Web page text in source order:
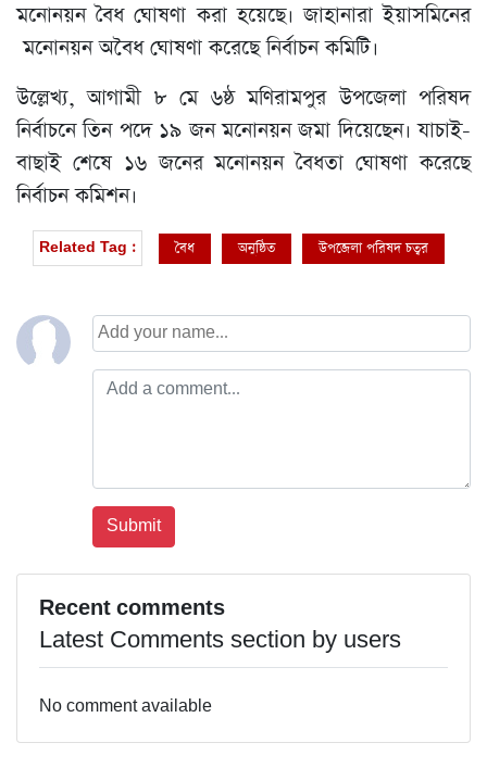
মনোনয়ন বৈধ ঘোষণা করা হয়েছে। জাহানারা ইয়াসমিনের
মনোনয়ন অবৈধ ঘোষণা করেছে নির্বাচন কমিটি।
উল্লেখ্য, আগামী ৮ মে ৬ষ্ঠ মণিরামপুর উপজেলা পরিষদ
নির্বাচনে তিন পদে ১৯ জন মনোনয়ন জমা দিয়েছেন। যাচাই-
বাছাই শেষে ১৬ জনের মনোনয়ন বৈধতা ঘোষণা করেছে
নির্বাচন কমিশন।
Related Tag : বৈধ অনুষ্ঠিত উপজেলা পরিষদ চত্বর
Recent comments
Latest Comments section by users
No comment available